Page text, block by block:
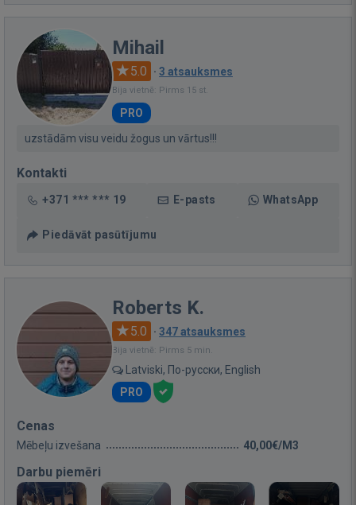
Mihail
5.0 · 3 atsauksmes
Bija vietnē: Pirms 15 st.
PRO
uzstādām visu veidu žogus un vārtus!!!
Kontakti
+371 *** *** 19 E-pasts WhatsApp
Piedāvāt pasūtījumu
Roberts K.
5.0 · 347 atsauksmes
Bija vietnē: Pirms 5 min.
Latviski, По-русски, English
PRO
Cenas
Mēbeļu izvešana 40,00€/M3
Darbu piemēri